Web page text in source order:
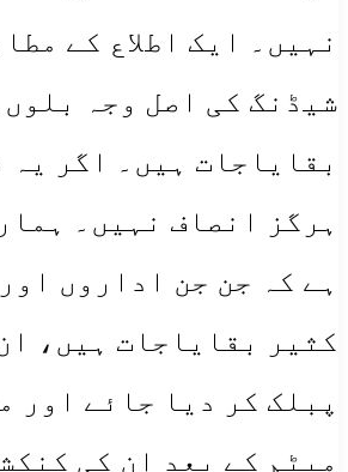
نہیں۔ ایک اطلاع کے
شیڈنگ کی اصل وجہ
بقایاجات ہیں۔ اگر یہ
ہرگز انصاف نہیں۔
ہے کہ جن جن اداروں
کثیر بقایاجات ہیں،
پبلک کر دیا جائے اور
میٹم کے بعد ان کی